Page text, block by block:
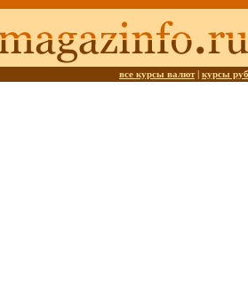
все курсы валют| курсы